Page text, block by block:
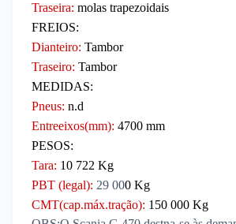
Traseira: molas trapezoidais
FREIOS:
Dianteiro: Tambor
Traseiro: Tambor
MEDIDAS:
Pneus: n.d
Entreeixos(mm): 4700 mm
PESOS:
Tara: 10 722 Kg
PBT (legal): 29 000 Kg
CMT(cap.máx.tração): 150 000 Kg